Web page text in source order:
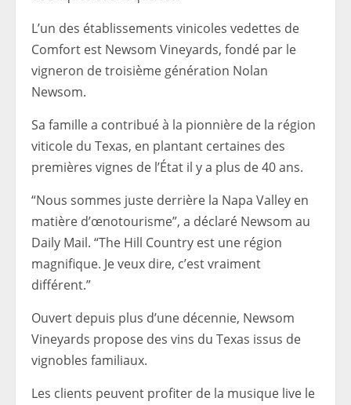
L’un des établissements vinicoles vedettes de
Comfort est Newsom Vineyards, fondé par le
vigneron de troisième génération Nolan
Newsom.
Sa famille a contribué à la pionnière de la région
viticole du Texas, en plantant certaines des
premières vignes de l’État il y a plus de 40 ans.
“Nous sommes juste derrière la Napa Valley en
matière d’œnotourisme”, a déclaré Newsom au
Daily Mail. “The Hill Country est une région
magnifique. Je veux dire, c’est vraiment
différent.”
Ouvert depuis plus d’une décennie, Newsom
Vineyards propose des vins du Texas issus de
vignobles familiaux.
Les clients peuvent profiter de la musique live le